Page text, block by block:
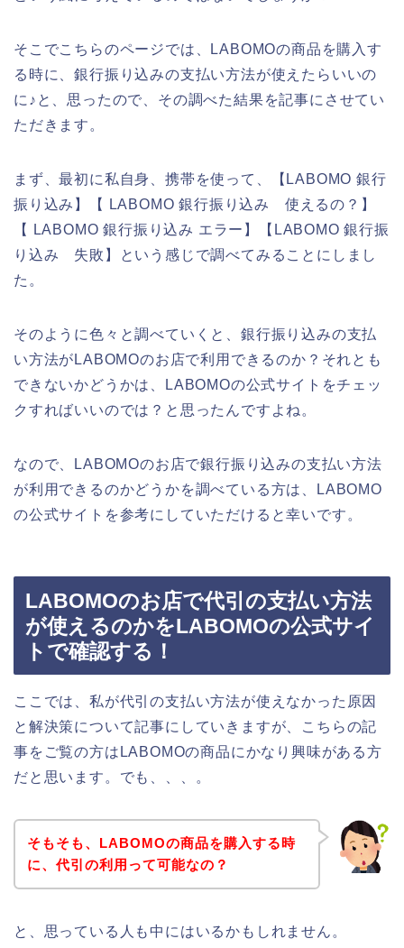
そこでこちらのページでは、LABOMOの商品を購入す
る時に、銀行振り込みの支払い方法が使えたらいいの
に♪と、思ったので、その調べた結果を記事にさせてい
ただきます。
まず、最初に私自身、携帯を使って、【LABOMO 銀行
振り込み】【 LABOMO 銀行振り込み 使えるの？】
【 LABOMO 銀行振り込み エラー】【LABOMO 銀行振
り込み 失敗】という感じで調べてみることにしまし
た。
そのように色々と調べていくと、銀行振り込みの支払
い方法がLABOMOのお店で利用できるのか？それとも
できないかどうかは、LABOMOの公式サイトをチェッ
クすればいいのでは？と思ったんですよね。
なので、LABOMOのお店で銀行振り込みの支払い方法
が利用できるのかどうかを調べている方は、LABOMO
の公式サイトを参考にしていただけると幸いです。
LABOMOのお店で代引の支払い方法
が使えるのかをLABOMOの公式サイ
トで確認する！
ここでは、私が代引の支払い方法が使えなかった原因
と解決策について記事にしていきますが、こちらの記
事をご覧の方はLABOMOの商品にかなり興味がある方
だと思います。でも、、、。
そもそも、LABOMOの商品を購入する時
に、代引の利用って可能なの？
と、思っている人も中にはいるかもしれません。